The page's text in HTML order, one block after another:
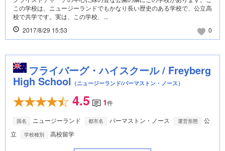
この学校は、ニュージーランドでもかなり長い歴史のある学校で、公立高
校で共学です。実は、この学校、...
2017/8/29 15:53
0
フライバーグ・ハイスクール / Freyberg
High School （ニュージーランド/パーマストン・ノース）
4.5 1件
国名 ニュージーランド 都市名 パーマストン・ノース 運営形態
公
立
学校種別 高校留学